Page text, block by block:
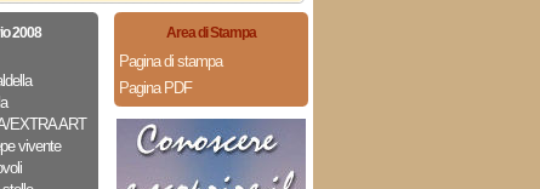
2008
EXTRA ART
vivente
Area di Stampa
Pagina di stampa
Pagina PDF